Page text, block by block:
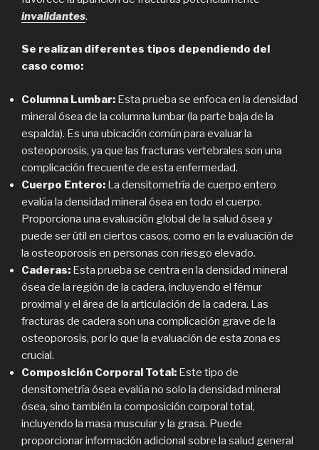
invalidantes.
Se realizan diferentes tipos dependiendo del
caso como:
Columna Lumbar: Esta prueba se enfoca en la densidad
mineral ósea de la columna lumbar (la parte baja de la
espalda). Es una ubicación común para evaluar la
osteoporosis, ya que las fracturas vertebrales son una
complicación frecuente de esta enfermedad.
Cuerpo Entero: La densitometría de cuerpo entero
evalúa la densidad mineral ósea en todo el cuerpo.
Proporciona una evaluación global de la salud ósea y
puede ser útil en ciertos casos, como en la evaluación de
la osteoporosis en personas con riesgo elevado.
Caderas: Esta prueba se centra en la densidad mineral
ósea de la región de la cadera, incluyendo el fémur
proximal y el área de la articulación de la cadera. Las
fracturas de cadera son una complicación grave de la
osteoporosis, por lo que la evaluación de esta zona es
crucial.
Composición Corporal Total: Este tipo de
densitometría ósea evalúa no solo la densidad mineral
ósea, sino también la composición corporal total,
incluyendo la masa muscular y la grasa. Puede
proporcionar información adicional sobre la salud general